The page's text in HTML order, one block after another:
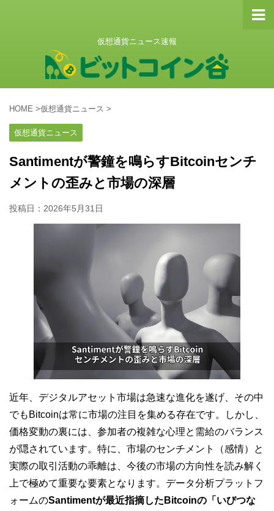
仮想通貨ニュース速報
HOME >仮想通貨ニュース >
仮想通貨ニュース
Santimentが警鐘を鳴らすBitcoinセンチ
メントの歪みと市場の深層
投稿日： 2026年5月31日
近年、デジタルアセット市場は急速な進化を遂げ、その中
でもBitcoinは常に市場の注目を集める存在です。しかし、
価格変動の裏には、参加者の複雑な心理と需給のバランス
が隠されています。特に、市場のセンチメント（感情）と
実際の取引活動の乖離は、今後の市場の方向性を読み解く
上で極めて重要な要素となります。データ分析プラットフ
ォームのSantimentが最近指摘したBitcoinの「いびつな